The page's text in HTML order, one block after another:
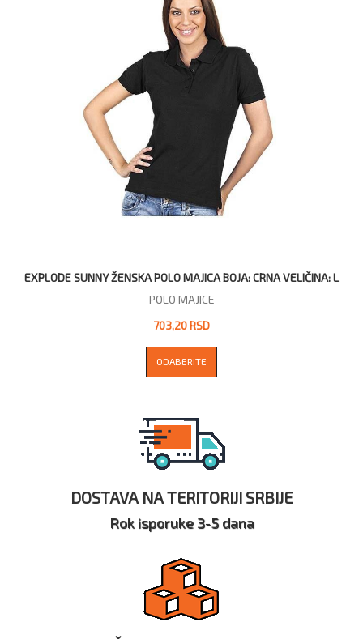
EXPLODE SUNNY ŽENSKA POLO MAJICA BOJA: CRNA VELIČINA: L
POLO MAJICE
703,20 RSD
ODABERITE
DOSTAVA NA TERITORIJI SRBIJE
Rok isporuke 3-5 dana